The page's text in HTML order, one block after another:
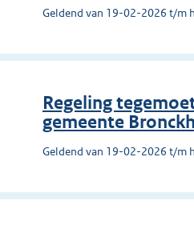
Geldend van 19-02-2026 t/m
Regeling
gemeente
Geldend van 19-02-2026 t/m